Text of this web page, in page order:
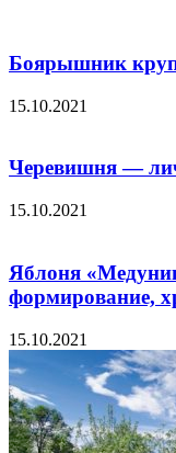
Боярышник
15.10.2021
Черевишня —
15.10.2021
Яблоня
формирование,
15.10.2021